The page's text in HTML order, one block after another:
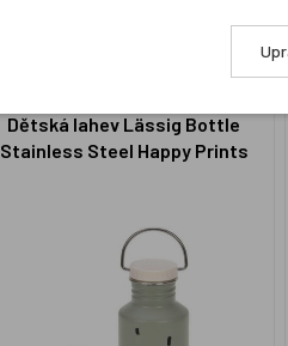
Dětská lahev Lässig Bottle
Stainless Steel Happy Prints